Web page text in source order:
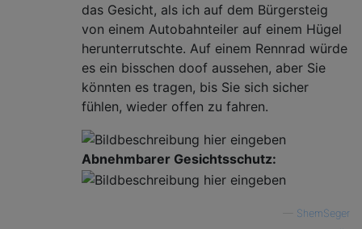
das Gesicht, als ich auf dem Bürgersteig
von einem Autobahnteiler auf einem Hügel
herunterrutschte. Auf einem Rennrad würde
es ein bisschen doof aussehen, aber Sie
könnten es tragen, bis Sie sich sicher
fühlen, wieder offen zu fahren.
Abnehmbarer Gesichtsschutz:
ShemSeger